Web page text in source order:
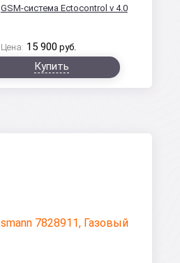
GSM-система Ectocontrol v 4.0
Цена: 15 900 руб.
Купить